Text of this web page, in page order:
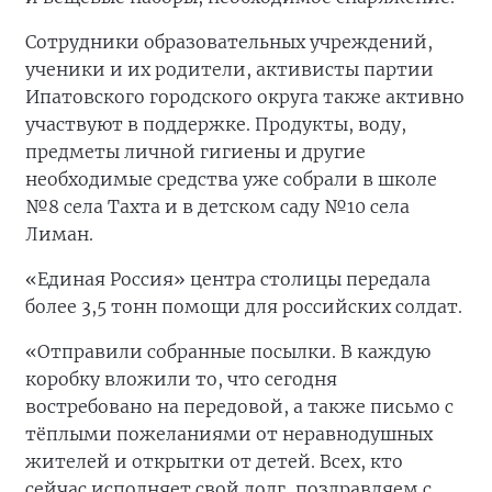
Сотрудники образовательных учреждений,
ученики и их родители, активисты партии
Ипатовского городского округа также активно
участвуют в поддержке. Продукты, воду,
предметы личной гигиены и другие
необходимые средства уже собрали в школе
№8 села Тахта и в детском саду №10 села
Лиман.
«Единая Россия» центра столицы передала
более 3,5 тонн помощи для российских солдат.
«Отправили собранные посылки. В каждую
коробку вложили то, что сегодня
востребовано на передовой, а также письмо с
тёплыми пожеланиями от неравнодушных
жителей и открытки от детей. Всех, кто